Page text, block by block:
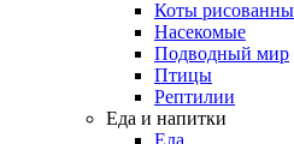
Коты
Насекомые
Подводный мир
Птицы
Рептилии
Еда и напитки
Еда